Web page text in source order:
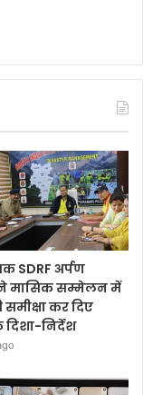
SDRF अर्पण
मासिक सम्मेलन में
समीक्षा कर दिए
निर्देश